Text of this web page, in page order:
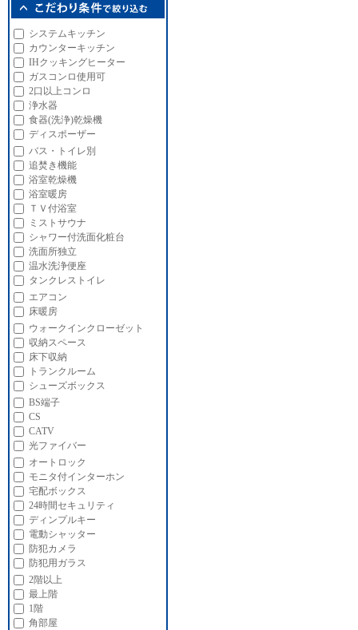
システムキッチン
カウンターキッチン
IHクッキングヒーター
ガスコンロ使用可
2口以上コンロ
浄水器
食器(洗浄)乾燥機
ディスポーザー
バス・トイレ別
追焚き機能
浴室乾燥機
浴室暖房
ＴＶ付浴室
ミストサウナ
シャワー付洗面化粧台
洗面所独立
温水洗浄便座
タンクレストイレ
エアコン
床暖房
ウォークインクローゼット
収納スペース
床下収納
トランクルーム
シューズボックス
BS端子
CS
CATV
光ファイバー
オートロック
モニタ付インターホン
宅配ボックス
24時間セキュリティ
ディンプルキー
電動シャッター
防犯カメラ
防犯用ガラス
2階以上
最上階
1階
角部屋